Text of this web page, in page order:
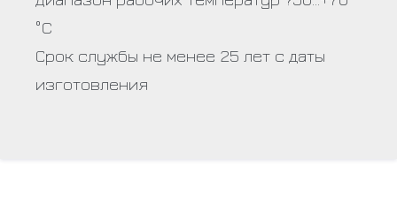
°C
Срок службы не менее 25 лет с даты
изготовления